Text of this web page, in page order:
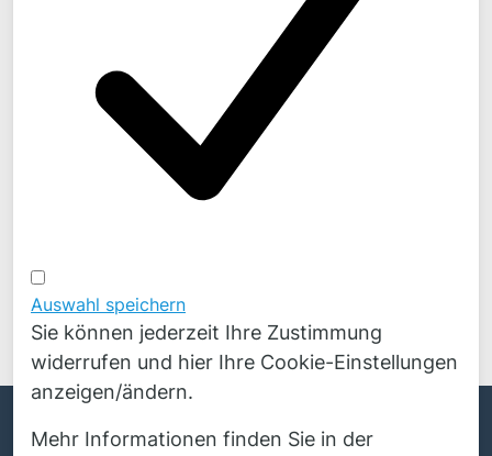
© Copyright 2026 Novicos GmbH. Alle Rechte
Auswahl speichern
Sie können jederzeit Ihre Zustimmung
widerrufen und hier Ihre Cookie-Einstellungen
anzeigen/ändern.
Mehr Informationen finden Sie in der